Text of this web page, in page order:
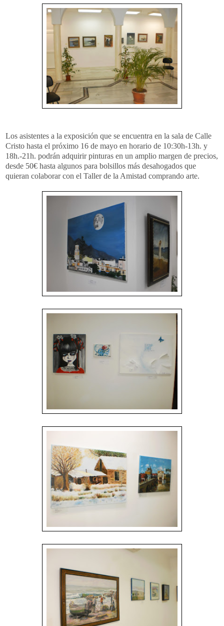
Los asistentes a la exposición que se encuentra en la sala de Calle
Cristo hasta el próximo 16 de mayo en horario de 10:30h-13h. y
18h.-21h. podrán adquirir pinturas en un amplio margen de precios,
desde 50€ hasta algunos para bolsillos más desahogados que
quieran colaborar con el Taller de la Amistad comprando arte.